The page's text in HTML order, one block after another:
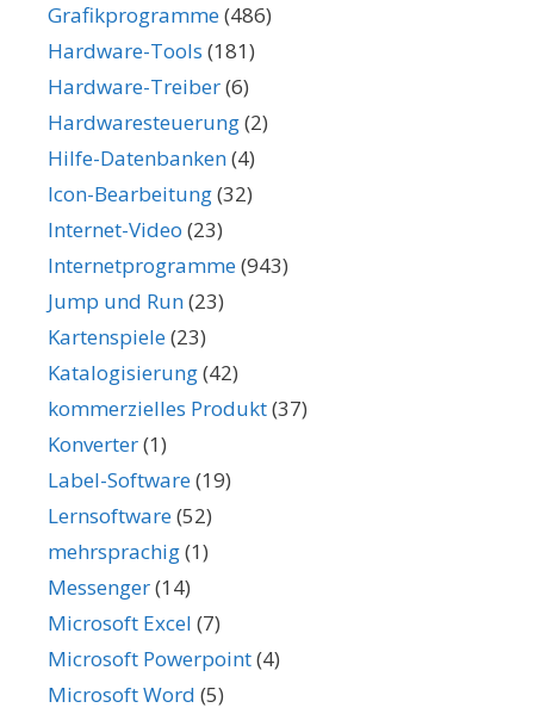
Grafikprogramme(486)
Hardware-Tools (181)
Hardware-Treiber(6)
Hardwaresteuerung(2)
Hilfe-Datenbanken(4)
Icon-Bearbeitung(32)
Internet-Video (23)
Internetprogramme(943)
Jump und Run(23)
Kartenspiele(23)
Katalogisierung(42)
kommerzielles Produkt(37)
Konverter(1)
Label-Software(19)
Lernsoftware(52)
mehrsprachig(1)
Messenger(14)
Microsoft Excel (7)
Microsoft Powerpoint(4)
Microsoft Word (5)